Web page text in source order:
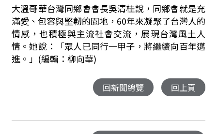
大溫哥華台灣同鄉會會長吳清桂說，同鄉會就是充
滿愛、包容與堅韌的園地，60年來凝聚了台灣人的
情感，也積極與主流社會交流，展現台灣風土人
情。她說：「眾人已同行一甲子，將繼續向百年邁
進。」(編輯：柳向華)
回新聞總覽 回上頁